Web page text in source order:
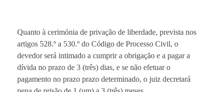
Quanto à cerimónia de privação de liberdade, prevista nos
artigos 528.º a 530.º do Código de Processo Civil, o
devedor será intimado a cumprir a obrigação e a pagar a
dívida no prazo de 3 (três) dias, e se não efetuar o
pagamento no prazo prazo determinado, o juiz decretará